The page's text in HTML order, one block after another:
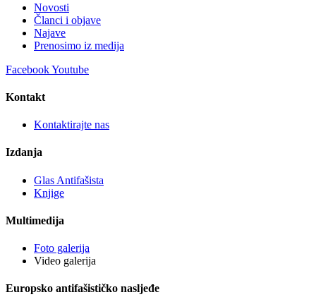
Novosti
Članci i objave
Najave
Prenosimo iz medija
FacebookYoutube
Kontakt
Kontaktirajte nas
Izdanja
Glas Antifašista
Knjige
Multimedija
Foto galerija
Video galerija
Europsko antifašističko nasljeđe